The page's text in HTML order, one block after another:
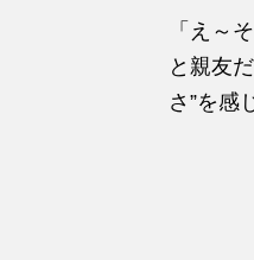
「え～
と親友
さ”を感